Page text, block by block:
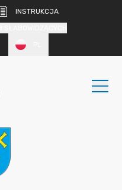
INSTRUKCJA